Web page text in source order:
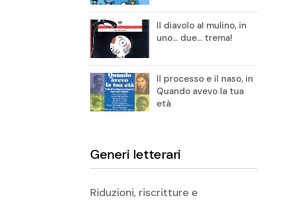
Il diavolo al mulino, in
uno... due... trema!
Il processo e il naso, in
Quando avevo la tua
età
Generi letterari
Riduzioni, riscritture e